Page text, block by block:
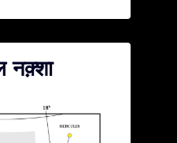
नक़्शा